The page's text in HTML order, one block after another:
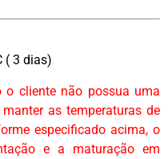
( 3 dias)
o cliente não possua uma
as temperaturas de
especificado acima, o
e a maturação em